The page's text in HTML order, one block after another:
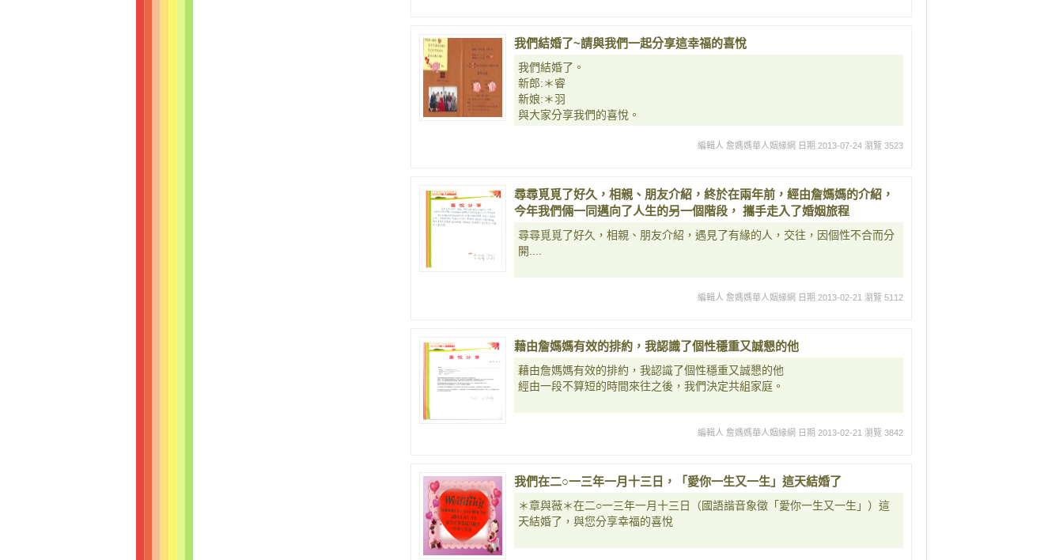
我們結婚了~請與我們一起分享這幸福的喜悅
我們結婚了。
新郎:＊睿
新娘:＊羽
與大家分享我們的喜悅。
編輯人 詹媽媽華人姻緣網 日期 2013-07-24 瀏覽 3523
尋尋覓覓了好久，相親、朋友介紹，終於在兩年前，經由詹媽媽的介紹，
今年我們倆一同邁向了人生的另一個階段， 攜手走入了婚姻旅程
尋尋覓覓了好久，相親、朋友介紹，遇見了有緣的人，交往，因個性不合而分
開....
編輯人 詹媽媽華人姻緣網 日期 2013-02-21 瀏覽 5112
藉由詹媽媽有效的排約，我認識了個性穩重又誠懇的他
藉由詹媽媽有效的排約，我認識了個性穩重又誠懇的他
經由一段不算短的時間來往之後，我們決定共組家庭。
編輯人 詹媽媽華人姻緣網 日期 2013-02-21 瀏覽 3842
我們在二○一三年一月十三日，「愛你一生又一生」這天結婚了
＊章與薇＊在二○一三年一月十三日（國語諧音象徵「愛你一生又一生」）這
天結婚了，與您分享幸福的喜悅